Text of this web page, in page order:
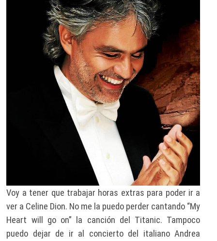
Voy a tener que trabajar horas extras para poder ir a
ver a Celine Dion. No me la puedo perder cantando “My
Heart will go on” la canción del Titanic. Tampoco
puedo dejar de ir al concierto del italiano Andrea